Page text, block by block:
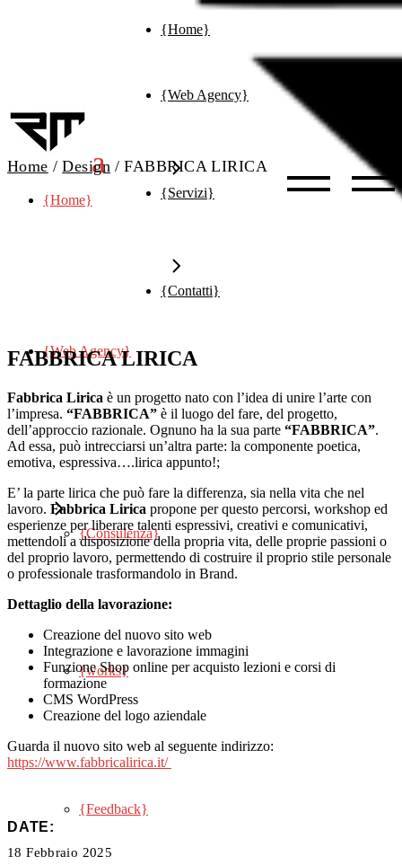
{Home}
{Web Agency}
{Consulenza}
{works}
{Servizi}
Brand Identity
Campagne Banner e Display
Gestione Newsletter
Ottimizzazione SEO
{Contatti}
{Home}
{Web Agency}
{Consulenza}
{works}
{Feedback}
Home Design FABBRICA LIRICA
FABBRICA LIRICA
Fabbrica Lirica è un progetto nato con l’idea di unire l’arte con
l’impresa. “FABBRICA” è il luogo del fare, del progetto,
dell’approccio razionale. Ognuno ha la sua parte “FABBRICA”.
Ad essa, può intrecciarsi un’altra parte: la componente poetica,
emotiva, espressiva….lirica appunto!;
E’ la parte lirica che può fare la differenza, sia nella vita che nel
lavoro. Fabbrica Lirica propone per questo percorsi, workshop ed
esperienze per liberare talenti espressivi, creativi e comunicativi,
mettendoli a disposizione della propria vita, delle proprie passioni o
del proprio lavoro, permettendo di costruire il proprio stile personale
o professionale trasformandolo in Brand.
Dettaglio della lavorazione:
Creazione del nuovo sito web
Integrazione e lavorazione immagini
Funzione Shop online per acquisto lezioni e corsi di
formazione
CMS WordPress
Creazione del logo aziendale
Guarda il nuovo sito web al seguente indirizzo:
https://www.fabbricalirica.it/
DATE:
18 Febbraio 2025